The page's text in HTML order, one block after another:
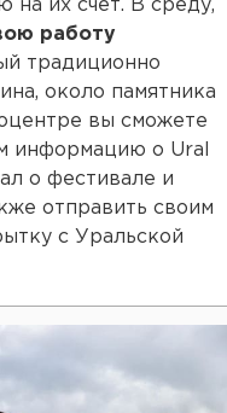
на их счет. В среду,
работу
традиционно
около памятника
вы сможете
информацию о Ural
о фестивале и
отправить своим
с Уральской